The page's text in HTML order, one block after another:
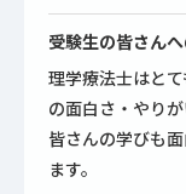
受験生の皆さん
理学療法士はと
の面白さ・やり
皆さんの学びも
ます。